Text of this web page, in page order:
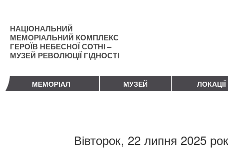
НАЦІОНАЛЬНИЙ
МЕМОРІАЛЬНИЙ КОМПЛЕКС
ГЕРОЇВ НЕБЕСНОЇ СОТНІ –
МУЗЕЙ РЕВОЛЮЦІЇ ГІДНОСТІ
МЕМОРІАЛ МУЗЕЙ ЛОКАЦІЇ
Вівторок, 22 липня 2025